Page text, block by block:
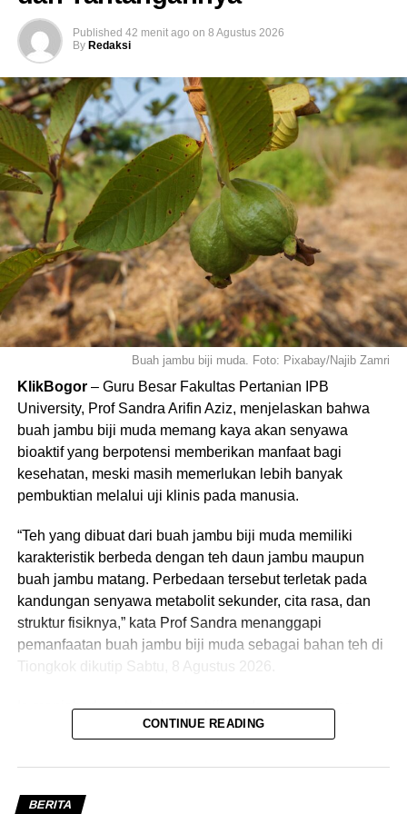
dengan Jumat mulai Pukul 09.00 sampai dengan 15.00
WIB.
3. Seluruh petugas pelayanan masuk kerja mulai pukul
08.30 WIB dengan terlebih dahulu melakukan absensi
kehadiran melalui perangkat absensi elektronik yang
disediakan MPP serta melakukan persiapan awal
pelayanan baik secara teknik maupun administrasi.
4. Kegiatan pelaksanaan operasional MPP pada hari-hari
tertentu (Senin dan Jumat) dimulai dengan pelaksanaan
briefing awal (Apel) pagi yang diikuti seluruh petugas
pelayanan/tenan MPP yang dimulai pukul 08.00 sampai
dengan 08.45 WIB dipimpin oleh Manager MPP sebagai
penanggung jawab pelaksanaan kegiatan operasional
MPP.
bagi masyarakat/pemohon dimulai dimulai pukul 09.00
WIB.
6. Kegiatan pelaksanaan operasional MPP berakhir pukul
15.00 WIB, dan apabila terdapat pelaksanaan pelayanan
yang memerlukan tambahan waktu dapat dilakukan
JENIS LAYANAN MPP
KLIKBOGOR
MPP GRHA TIYASA
MPP KOTA BOGOR
OPERASIONAL MPP
Menyusur Kerajinan Tangan Kampung Jelujur
Unik! Warung Kerek di Kota Bogor Antar
Makanan Seberangi Sungai
Published 42 menit ago on 8 Agustus 2026
By Redaksi
Buah jambu biji muda. Foto: Pixabay/Najib Zamri
KlikBogor– Guru Besar Fakultas Pertanian IPB
University, Prof Sandra Arifin Aziz, menjelaskan bahwa
buah jambu biji muda memang kaya akan senyawa
bioaktif yang berpotensi memberikan manfaat bagi
kesehatan, meski masih memerlukan lebih banyak
pembuktian melalui uji klinis pada manusia.
“Teh yang dibuat dari buah jambu biji muda memiliki
karakteristik berbeda dengan teh daun jambu maupun
buah jambu matang. Perbedaan tersebut terletak pada
kandungan senyawa metabolit sekunder, cita rasa, dan
struktur fisiknya,” kata Prof Sandra menanggapi
pemanfaatan buah jambu biji muda sebagai bahan teh di
Tiongkok dikutip Sabtu, 8 Agustus 2026.
Ia menjabarkan, buah jambu biji muda mengandung
tanin, asam galat, asam elagat, flavonoid, serta pektin
pembentukan gula belum optimal sehingga buah memiliki
rasa yang lebih sepat dibandingkan buah matang.
CONTINUE READING
BERITA